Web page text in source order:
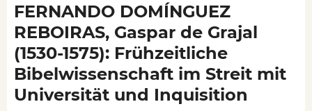
FERNANDO DOMÍNGUEZ
REBOIRAS, Gaspar de Grajal
(1530-1575): Frühzeitliche
Bibelwissenschaft im Streit mit
Universität und Inquisition